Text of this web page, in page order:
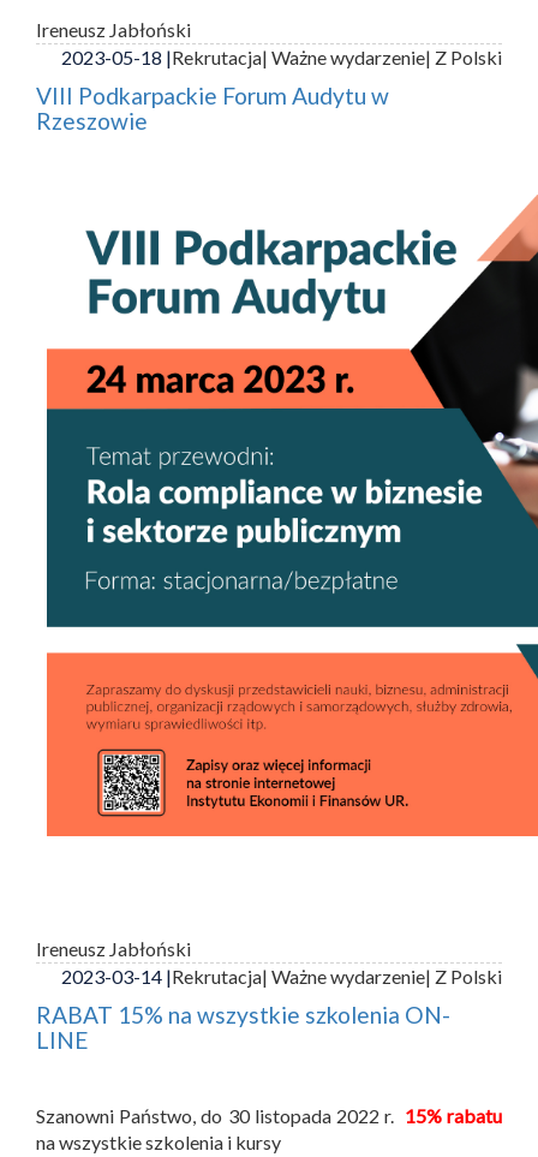
Ireneusz Jabłoński
2023-05-18 |Rekrutacja| Ważne wydarzenie| Z Polski
VIII Podkarpackie Forum Audytu w
Rzeszowie
Ireneusz Jabłoński
2023-03-14 |Rekrutacja| Ważne wydarzenie| Z Polski
RABAT 15% na wszystkie szkolenia ON-
LINE
Szanowni Państwo, do 30 listopada 2022 r. 15% rabatu
na wszystkie szkolenia i kursy